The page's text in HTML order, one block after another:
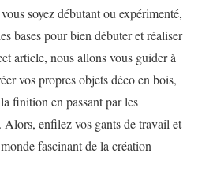
soyez débutant ou expérimenté,
bases pour bien débuter et réaliser
article, nous allons vous guider à
vos propres objets déco en bois,
finition en passant par les
enfilez vos gants de travail et
fascinant de la création